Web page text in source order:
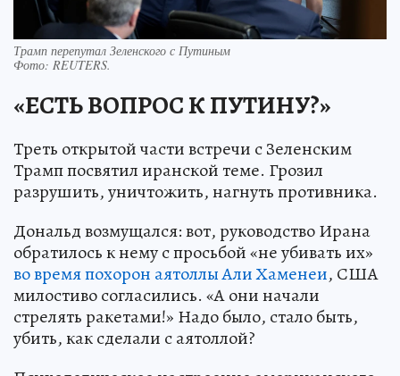
Трамп перепутал Зеленского с Путиным
Фото: REUTERS.
«ЕСТЬ ВОПРОС К ПУТИНУ?»
Треть открытой части встречи с Зеленским
Трамп посвятил иранской теме. Грозил
разрушить, уничтожить, нагнуть противника.
Дональд возмущался: вот, руководство Ирана
обратилось к нему с просьбой «не убивать их»
во время похорон аятоллы Али Хаменеи, США
милостиво согласились. «А они начали
стрелять ракетами!» Надо было, стало быть,
убить, как сделали с аятоллой?